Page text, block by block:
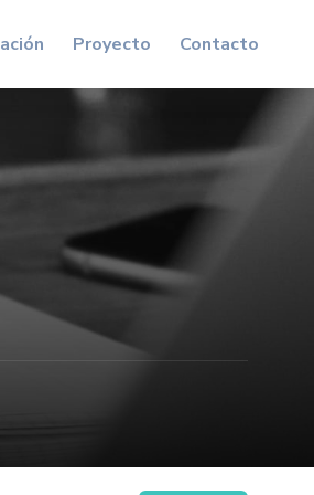
Proyecto Contacto